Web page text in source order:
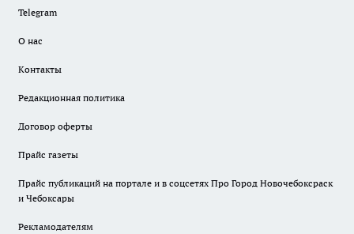
Telegram
О нас
Контакты
Редакционная политика
Договор оферты
Прайс газеты
Прайс публикаций на портале и в соцсетях Про Город Новочебоксраск
и Чебоксары
Рекламодателям